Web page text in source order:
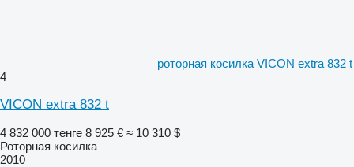
роторная косилка VICON extra 832 t
4
VICON extra 832 t
4 832 000 тенге 8 925 € ≈ 10 310 $
Роторная косилка
2010